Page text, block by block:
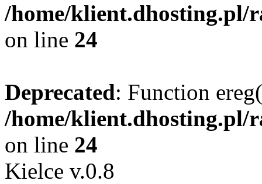
/home/klient.dhosting.pl/
on line 24
Deprecated: Function
/home/klient.dhosting.pl/
on line 24
Kielce v.0.8